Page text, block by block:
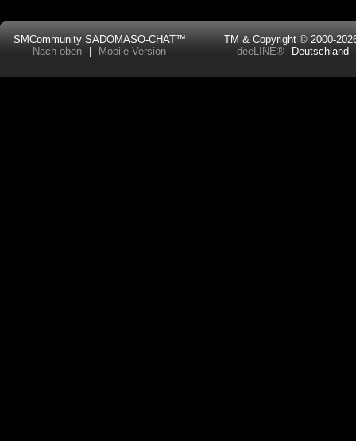
SMCommunity SADOMASO-CHAT™
Nach oben
Mobile Version
TM & Copyright © 2000-
deeLINE®
Deutschland